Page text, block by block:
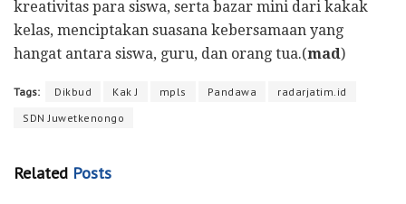
kreativitas para siswa, serta bazar mini dari kakak
kelas, menciptakan suasana kebersamaan yang
hangat antara siswa, guru, dan orang tua.(mad)
Tags: Dikbud Kak J mpls Pandawa
radarjatim.id
SDN Juwetkenongo
Related Posts